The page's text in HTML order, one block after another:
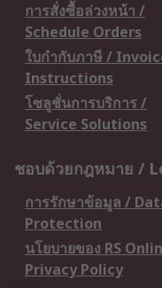
การสั่งซื้อล่วงหน้า /
Schedule Orders
ใบกำกับภาษี /
Instructions
โซลูชั่นการบริการ /
Service Solutions
ชอบด้วยกฎหมาย /
การรักษาข้อมูล /
Protection
นโยบายของ RS
Privacy Policy